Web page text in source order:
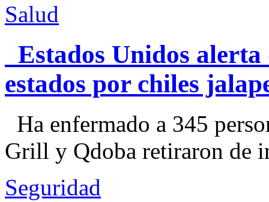
Salud
Estados Unidos alerta
estados por chiles
Ha enfermado a 345
Grill y Qdoba retiraron de
Seguridad